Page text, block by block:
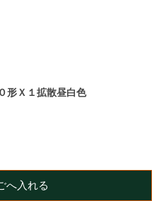
形Ｘ１拡散昼白色
へ入れる